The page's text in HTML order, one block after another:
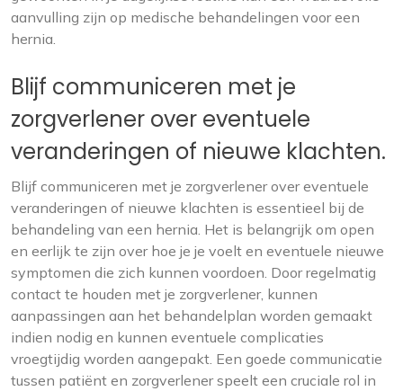
aanvulling zijn op medische behandelingen voor een
hernia.
Blijf communiceren met je
zorgverlener over eventuele
veranderingen of nieuwe klachten.
Blijf communiceren met je zorgverlener over eventuele
veranderingen of nieuwe klachten is essentieel bij de
behandeling van een hernia. Het is belangrijk om open
en eerlijk te zijn over hoe je je voelt en eventuele nieuwe
symptomen die zich kunnen voordoen. Door regelmatig
contact te houden met je zorgverlener, kunnen
aanpassingen aan het behandelplan worden gemaakt
indien nodig en kunnen eventuele complicaties
vroegtijdig worden aangepakt. Een goede communicatie
tussen patiënt en zorgverlener speelt een cruciale rol in